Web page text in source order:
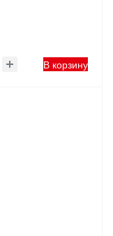
В корзину